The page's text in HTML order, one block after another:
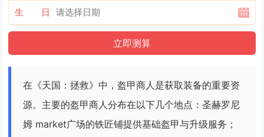
生 日
在《天国：拯救》中，盔甲商人是获取装备的重要资
源。主要的盔甲商人分布在以下几个地点：圣赫罗尼
姆 market广场的铁匠铺提供基础盔甲与升级服务；